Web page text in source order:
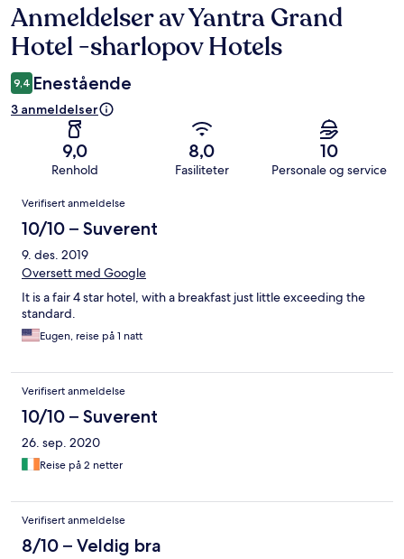
Anmeldelser
Anmeldelser av Yantra Grand
Hotel -sharlopov Hotels
9,4 Enestående
3 anmeldelser
9,0
Renhold
8,0
Fasiliteter
10
Personale og service
Anmeldelser
Verifisert anmeldelse
10/10 – Suverent
9. des. 2019
Oversett med Google
It is a fair 4 star hotel, with a breakfast just little exceeding the
standard.
Eugen, reise på 1 natt
Verifisert anmeldelse
10/10 – Suverent
26. sep. 2020
Reise på 2 netter
Verifisert anmeldelse
8/10 – Veldig bra